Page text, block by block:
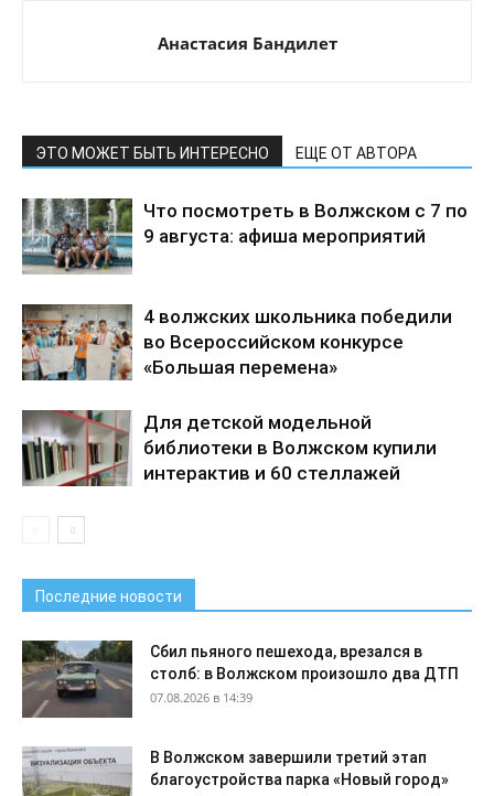
Анастасия Бандилет
ЭТО МОЖЕТ БЫТЬ ИНТЕРЕСНО ЕЩЕ ОТ АВТОРА
Что посмотреть в Волжском с 7 по
9 августа: афиша мероприятий
4 волжских школьника победили
во Всероссийском конкурсе
«Большая перемена»
Для детской модельной
библиотеки в Волжском купили
интерактив и 60 стеллажей
Последние новости
Сбил пьяного пешехода, врезался в
столб: в Волжском произошло два ДТП
07.08.2026 в 14:39
В Волжском завершили третий этап
благоустройства парка «Новый город»